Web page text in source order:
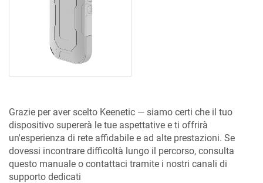
Grazie per aver scelto Keenetic — siamo certi che il tuo
dispositivo supererà le tue aspettative e ti offrirà
un'esperienza di rete affidabile e ad alte prestazioni. Se
dovessi incontrare difficoltà lungo il percorso, consulta
questo manuale o contattaci tramite i nostri canali di
supporto dedicati